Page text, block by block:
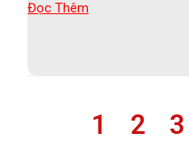
Đọc Thêm
1 2 3